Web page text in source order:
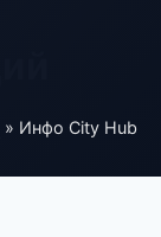
» Инфо City Hub